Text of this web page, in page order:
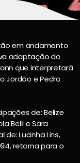
em andamento
adaptação do
que interpretará
Jordão e Pedro
de: Belize
Belli e Sara
Lucinha Lins,
retorna para o